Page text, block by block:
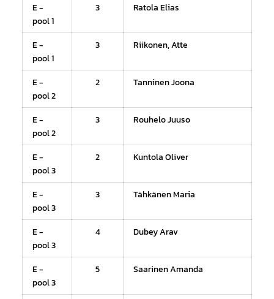
E -
pool 1
3 Ratola Elias
E -
pool 1
3 Riikonen, Atte
E -
pool 2
2 Tanninen Joona
E -
pool 2
3 Rouhelo Juuso
E -
pool 3
2 Kuntola Oliver
E -
pool 3
3 Tähkänen Maria
E -
pool 3
4 Dubey Arav
E -
pool 3
5 Saarinen Amanda